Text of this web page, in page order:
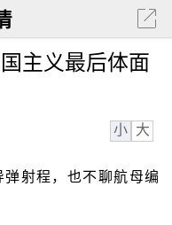
主义最后体面
小 大
射程，也不聊航母编